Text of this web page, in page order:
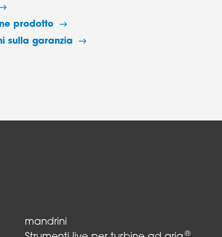
prodotto
sulla garanzia
mandrini
®